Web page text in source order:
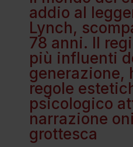
addio al
Lynch,
78 anni. Il
più influenti
generazione,
regole
psicologico
narrazione
grottesca